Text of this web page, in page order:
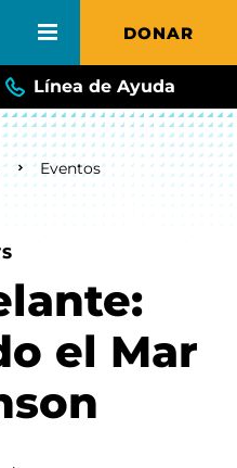
DONAR
Línea de Ayuda
Eventos
el Mar